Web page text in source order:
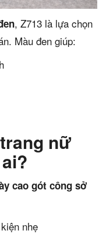
, Z713 là lựa chọn
Màu đen giúp:
nữ
cao gót công sở
nhẹ